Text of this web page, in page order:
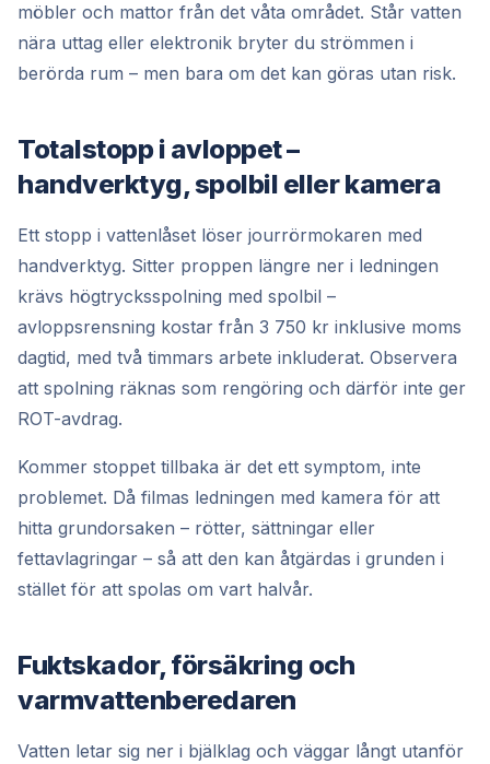
möbler och mattor från det våta området. Står vatten
nära uttag eller elektronik bryter du strömmen i
berörda rum – men bara om det kan göras utan risk.
Totalstopp i avloppet –
handverktyg, spolbil eller kamera
Ett stopp i vattenlåset löser jourrörmokaren med
handverktyg. Sitter proppen längre ner i ledningen
krävs högtrycksspolning med spolbil –
avloppsrensning kostar från 3 750 kr inklusive moms
dagtid, med två timmars arbete inkluderat. Observera
att spolning räknas som rengöring och därför inte ger
ROT-avdrag.
Kommer stoppet tillbaka är det ett symptom, inte
problemet. Då filmas ledningen med kamera för att
hitta grundorsaken – rötter, sättningar eller
fettavlagringar – så att den kan åtgärdas i grunden i
stället för att spolas om vart halvår.
Fuktskador, försäkring och
varmvattenberedaren
Vatten letar sig ner i bjälklag och väggar långt utanför